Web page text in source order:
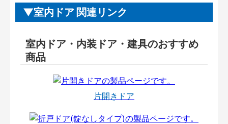
室内ドア 関連リンク
室内ドア・内装ドア・建具のおすすめ
商品
片開きドア